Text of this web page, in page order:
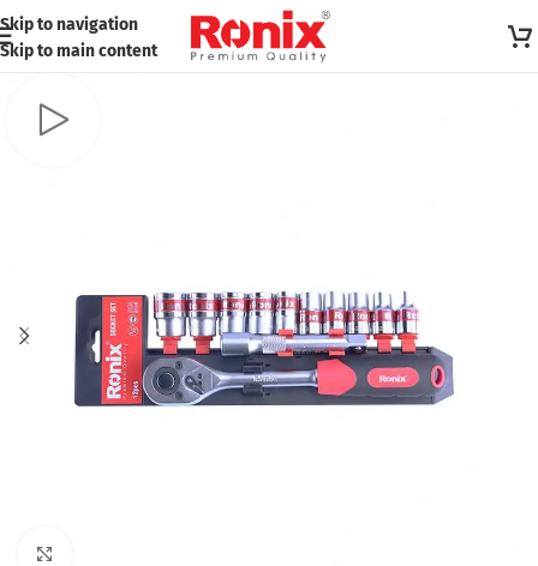
Skip to navigation
Skip to main content